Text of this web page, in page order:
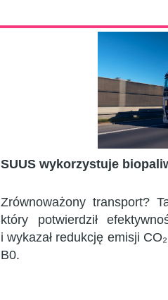
SUUS wykorzystuje
Zrównoważony transport?
który potwierdził
i wykazał redukcję emisji
B0.